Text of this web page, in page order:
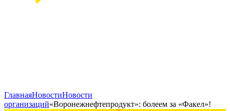
ГлавнаяНовостиНовости
организаций«Воронежнефтепродукт»: болеем за «Факел»!